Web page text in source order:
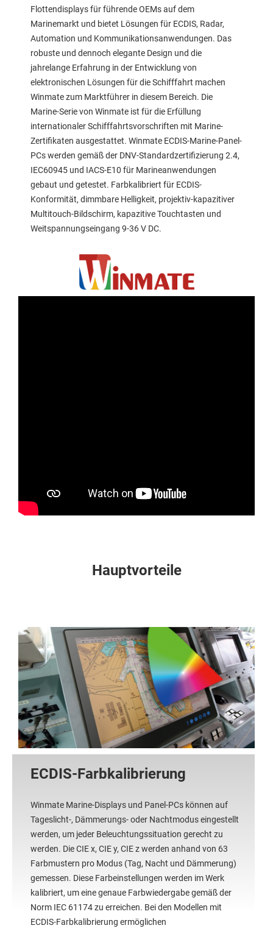
Flottendisplays für führende OEMs auf dem
Marinemarkt und bietet Lösungen für ECDIS, Radar,
Automation und Kommunikationsanwendungen. Das
robuste und dennoch elegante Design und die
jahrelange Erfahrung in der Entwicklung von
elektronischen Lösungen für die Schifffahrt machen
Winmate zum Marktführer in diesem Bereich. Die
Marine-Serie von Winmate ist für die Erfüllung
internationaler Schifffahrtsvorschriften mit Marine-
Zertifikaten ausgestattet. Winmate ECDIS-Marine-Panel-
PCs werden gemäß der DNV-Standardzertifizierung 2.4,
IEC60945 und IACS-E10 für Marineanwendungen
gebaut und getestet. Farbkalibriert für ECDIS-
Konformität, dimmbare Helligkeit, projektiv-kapazitiver
Multitouch-Bildschirm, kapazitive Touchtasten und
Weitspannungseingang 9-36 V DC.
Hauptvorteile
ECDIS-Farbkalibrierung
Winmate Marine-Displays und Panel-PCs können auf
Tageslicht-, Dämmerungs- oder Nachtmodus eingestellt
werden, um jeder Beleuchtungssituation gerecht zu
werden. Die CIE x, CIE y, CIE z werden anhand von 63
Farbmustern pro Modus (Tag, Nacht und Dämmerung)
gemessen. Diese Farbeinstellungen werden im Werk
kalibriert, um eine genaue Farbwiedergabe gemäß der
Norm IEC 61174 zu erreichen. Bei den Modellen mit
ECDIS-Farbkalibrierung ermöglichen